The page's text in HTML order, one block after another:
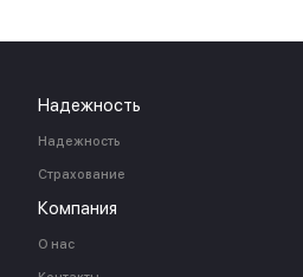
Надежность
Надежность
Страхование
Компания
О нас